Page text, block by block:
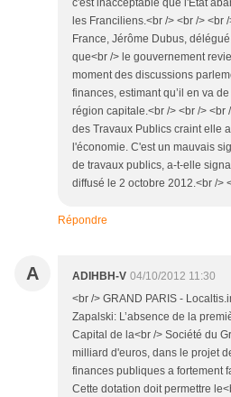
c'est inacceptable que l'Etat
les Franciliens.<br /> <br /> <br
France, Jérôme Dubus,
que<br /> le gouvernement
moment des discussions
finances, estimant qu’il en va
région capitale.<br /> <br /> <br
des Travaux Publics craint elle
l'économie. C'est un mauvais
de travaux publics, a-t-elle
diffusé le 2 octobre 2012.<br />
Répondre
A ADIHBH-V 04/10/2012 11:30
<br /> GRAND PARIS -
Zapalski: L’absence de la
Capital de la<br /> Société du
milliard d'euros, dans le projet
finances publiques a fortement
Cette dotation doit permettre